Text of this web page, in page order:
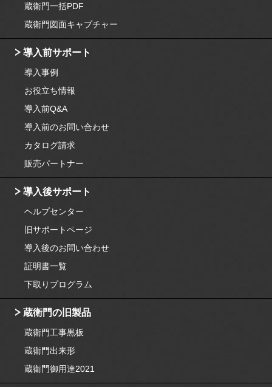
蔵衛門一括PDF
蔵衛門図面キャプチャー
導入前サポート
導入事例
お役立ち情報
導入前Q&A
導入前のお問い合わせ
カタログ請求
販売パートナー
導入後サポート
ヘルプセンター
旧サポートページ
導入後のお問い合わせ
証明書一覧
下取りプログラム
蔵衛門の旧製品
蔵衛門工事黒板
蔵衛門出来形
蔵衛門御用達2021